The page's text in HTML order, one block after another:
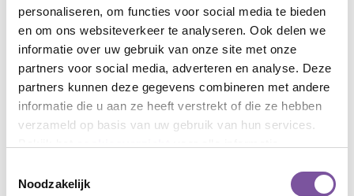
personaliseren, om functies voor social media te bieden
en om ons websiteverkeer te analyseren. Ook delen we
informatie over uw gebruik van onze site met onze
partners voor social media, adverteren en analyse. Deze
partners kunnen deze gegevens combineren met andere
informatie die u aan ze heeft verstrekt of die ze hebben
verzameld op basis van uw gebruik van hun services.
Noodzakelijk